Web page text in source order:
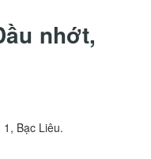
nhớt,
Bạc Liêu.